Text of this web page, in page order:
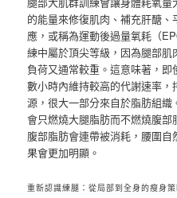
的能量來修復肌肉、補充肝醣
應，或稱為運動後過量氧耗（
練中屬於頂尖等級，因為腿部
負荷又通常較重。這意味著，
數小時內維持較高的代謝速率
源，很大一部分來自於脂肪組
會只燃燒大腿脂肪而不燃燒腹部
腹部脂肪會連帶被消耗，腰圍
果會更加明顯。
重新認識練腿：從局部到全身的瘦身